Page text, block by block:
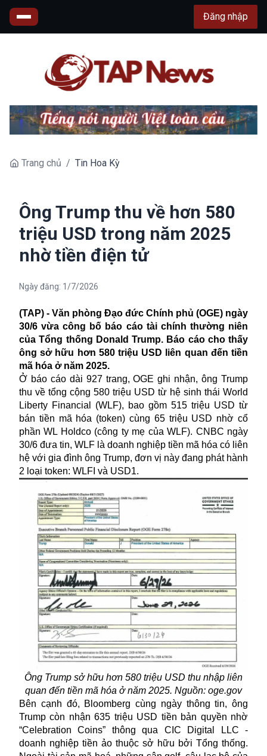
Đăng nhập
Trang chủ / Tin Hoa Kỳ
Ông Trump thu về hơn 580
triệu USD trong năm 2025
nhờ tiền điện tử
Ngày đăng: 1/7/2026
(TAP) - Văn phòng Đạo đức Chính phủ (OGE) ngày
30/6 vừa công bố báo cáo tài chính thường niên
của Tổng thống Donald Trump. Báo cáo cho thấy
ông sở hữu hơn 580 triệu USD liên quan đến tiền
mã hóa ở năm 2025.
Ở báo cáo dài 927 trang, OGE ghi nhận, ông Trump
thu về tổng cộng 580 triệu USD từ hệ sinh thái World
Liberty Financial (WLF), bao gồm 515 triệu USD từ
bán tiền mã hóa (token) cùng 65 triệu USD nhờ cổ
phần WL Holdco (công ty mẹ của WLF). CNBC ngày
30/6 đưa tin, WLF là doanh nghiệp tiền mã hóa có liên
hệ với gia đình ông Trump, đơn vị này đang phát hành
2 loại token: WLFI và USD1.
Ông Trump sở hữu hơn 580 triệu USD thu nhập liên
quan đến tiền mã hóa ở năm 2025. Nguồn: oge.gov
Bên cạnh đó, Bloomberg cùng ngày thông tin, ông
Trump còn nhận 635 triệu USD tiền bản quyền nhờ
“Celebration Coins” thông qua CIC Digital LLC -
doanh nghiệp tiền ảo thuộc sở hữu bởi Tổng thống.